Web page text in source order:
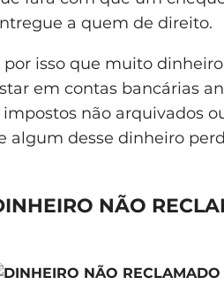
a quem de direito.
por isso que muito
em contas bancárias
impostos não arquivados
algum desse dinheiro
NÃO